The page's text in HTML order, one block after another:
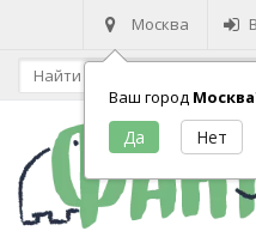
Москва
Ваш город Москва